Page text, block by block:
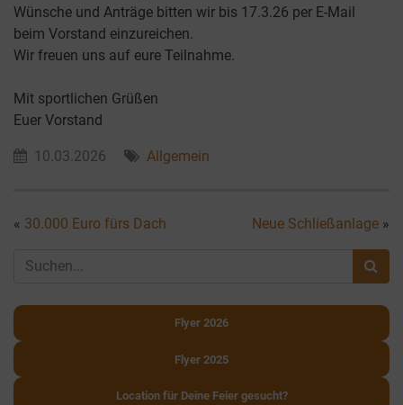
​Wünsche und Anträge bitten wir bis 17.3.26 per E-Mail
beim Vorstand einzureichen.
​Wir freuen uns auf eure Teilnahme.
​Mit sportlichen Grüßen
Euer Vorstand
10.03.2026 Allgemein
« 30.000 Euro fürs Dach Neue Schließanlage »
Flyer 2026
Flyer 2025
Location für Deine Feier gesucht?